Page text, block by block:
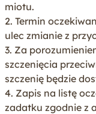
miotu.
2. Termin
ulec zmianie z
3. Za
szczenięcia
szczenię będzie
4. Zapis na listę
zadatku zgodnie z